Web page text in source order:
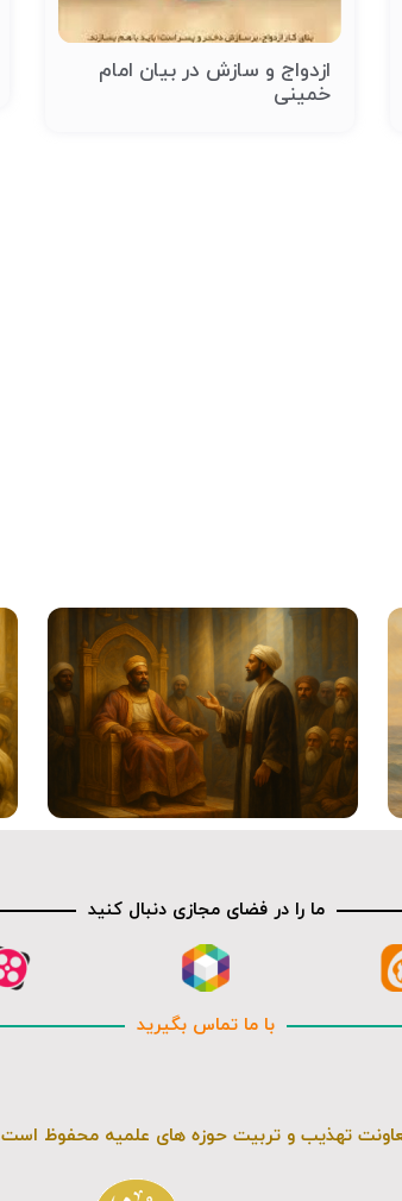
ازدواج و سازش در بیان امام
خمینی
متن کوتاه
ما را در فضای مجازی دنبال کنید
با ما تماس بگیرید
تهذیب و تربیت حوزه های علمیه محفوظ است